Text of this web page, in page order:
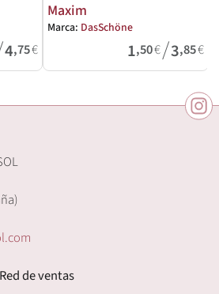
4,75€
Maxim
Marca: DasSchöne
1,50€/3,85€
de ventas